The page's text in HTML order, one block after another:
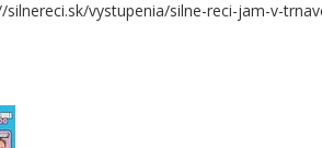
silnereci.sk/vystupenia/silne-reci-jam-v-